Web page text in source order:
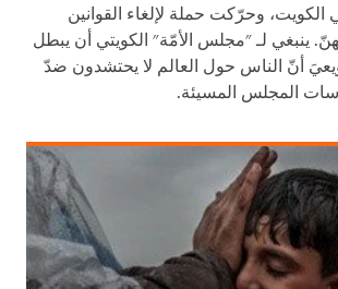
الكويت، وحرّكت حملة لإلغاء القوانين
ينبغي لـ "مجلس الأمّة" الكويتي أن يبطل
المادّة 198 ويعيَ أنّ الناس حول العالم لا يحتشدون ضدّ
المجلس المسيئة.